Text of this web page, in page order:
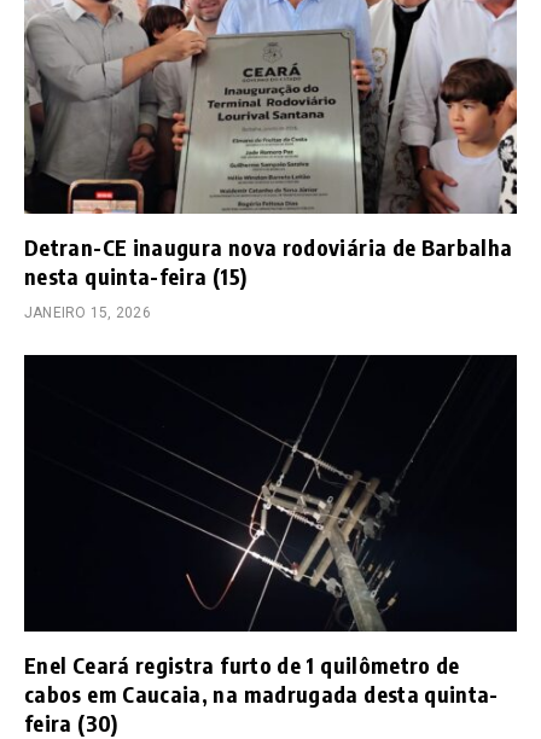
Detran-CE inaugura nova rodoviária de Barbalha
nesta quinta-feira (15)
JANEIRO 15, 2026
Enel Ceará registra furto de 1 quilômetro de
cabos em Caucaia, na madrugada desta quinta-
feira (30)